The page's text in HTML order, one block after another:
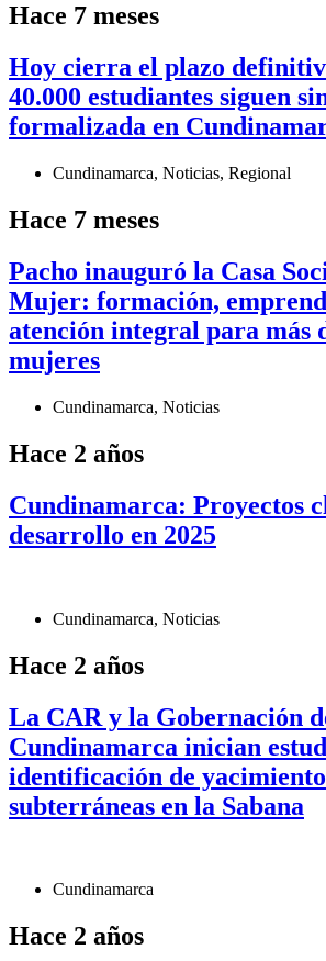
Hace 7 meses
Hoy cierra el plazo
40.000 estudiantes siguen
formalizada en
Cundinamarca, Noticias, Regional
Hace 7 meses
Pacho inauguró la Casa
Mujer: formación,
atención integral para más
mujeres
Cundinamarca, Noticias
Hace 2 años
Cundinamarca: Proyectos
desarrollo en 2025
Cundinamarca, Noticias
Hace 2 años
La CAR y la Gobernación
Cundinamarca inician
identificación de
subterráneas en la Sabana
Cundinamarca
Hace 2 años